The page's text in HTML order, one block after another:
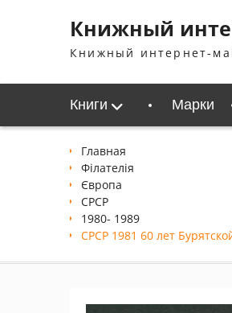
содержимомуКнижный
Книжный интернет-
Книги Марки
Главная
Філателія
Європа
СРСР
1980- 1989
СРСР 1981 60 лет